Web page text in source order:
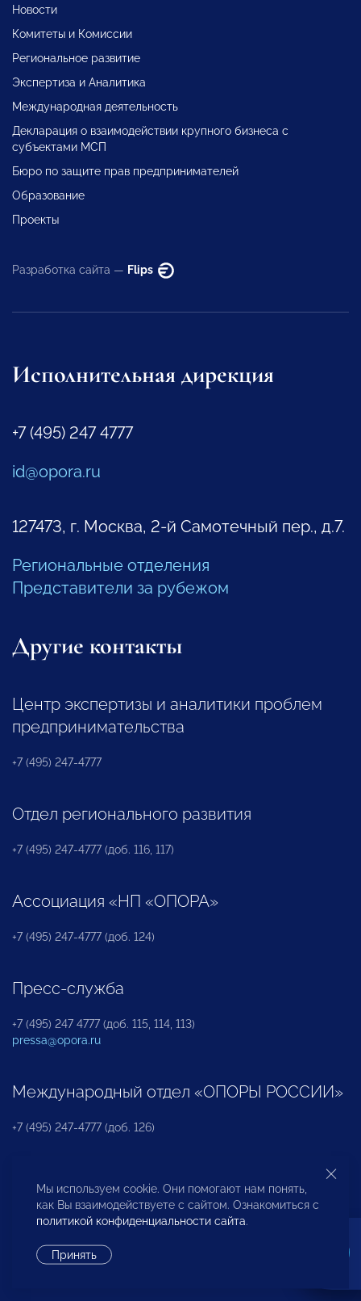
Новости
Комитеты и Комиссии
Региональное развитие
Экспертиза и Аналитика
Международная деятельность
Декларация о взаимодействии крупного бизнеса с
субъектами МСП
Бюро по защите прав предпринимателей
Образование
Проекты
Разработка сайта — Flips
Исполнительная дирекция
+7 (495) 247 4777
id@opora.ru
127473, г. Москва, 2-й Самотечный пер., д.7.
Региональные отделения
Представители за рубежом
Другие контакты
Центр экспертизы и аналитики проблем
предпринимательства
+7 (495) 247-4777
Отдел регионального развития
+7 (495) 247-4777 (доб. 116, 117)
Ассоциация «НП «ОПОРА»
+7 (495) 247-4777 (доб. 124)
Пресс-служба
+7 (495) 247 4777 (доб. 115, 114, 113)
pressa@opora.ru
Международный отдел «ОПОРЫ РОССИИ»
+7 (495) 247-4777 (доб. 126)
Бюро по защите прав предпринимателей и
инвесторов
Мы используем cookie. Они помогают нам понять,
как Вы взаимодействуете с сайтом. Ознакомиться с
политикой конфиденциальности сайта.
Принять